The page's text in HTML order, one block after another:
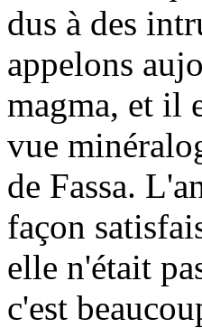
dus à des
appelons
magma, et il
vue
de Fassa.
façon
elle n'était
c'est